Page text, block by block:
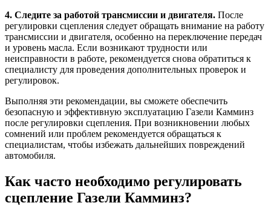
4. Следите за работой трансмиссии и двигателя. После
регулировки сцепления следует обращать внимание на работу
трансмиссии и двигателя, особенно на переключение передач
и уровень масла. Если возникают трудности или
неисправности в работе, рекомендуется снова обратиться к
специалисту для проведения дополнительных проверок и
регулировок.
Выполняя эти рекомендации, вы сможете обеспечить
безопасную и эффективную эксплуатацию Газели Камминз
после регулировки сцепления. При возникновении любых
сомнений или проблем рекомендуется обращаться к
специалистам, чтобы избежать дальнейших повреждений
автомобиля.
Как часто необходимо регулировать
сцепление Газели Камминз?